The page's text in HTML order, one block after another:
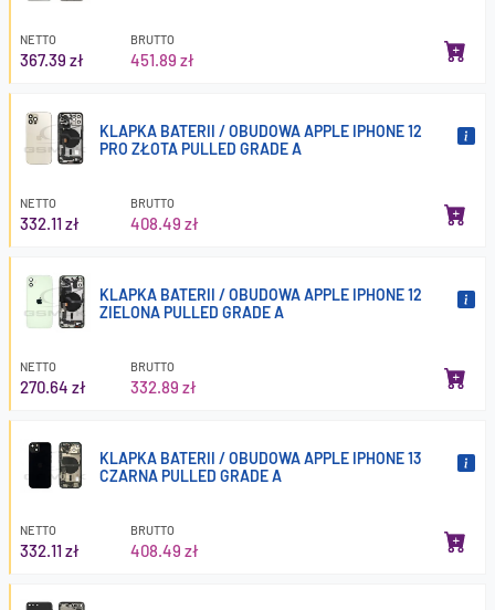
NETTO
367.39 zł
BRUTTO
451.89 zł
KLAPKA BATERII / OBUDOWA APPLE IPHONE 12
PRO ZŁOTA PULLED GRADE A
NETTO
332.11 zł
BRUTTO
408.49 zł
KLAPKA BATERII / OBUDOWA APPLE IPHONE 12
ZIELONA PULLED GRADE A
NETTO
270.64 zł
BRUTTO
332.89 zł
KLAPKA BATERII / OBUDOWA APPLE IPHONE 13
CZARNA PULLED GRADE A
NETTO
332.11 zł
BRUTTO
408.49 zł